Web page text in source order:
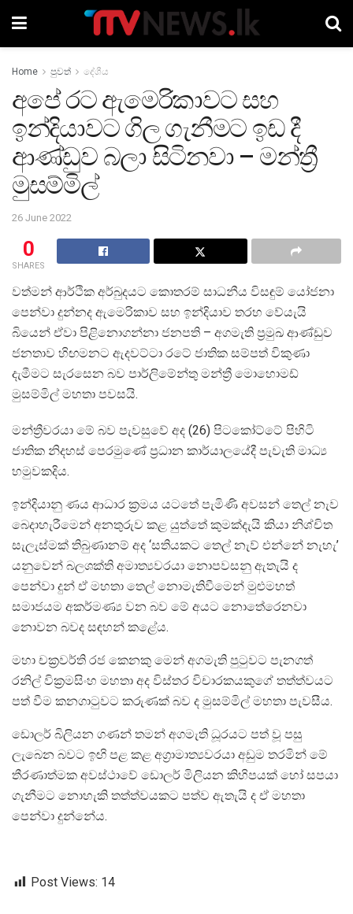
Home පුවත් දේශීය
අපේ රට ඇමෙරිකාවට සහ
ඉන්දියාවට ගිල ගැනීමට ඉඩ දී
ආණ්ඩුව බලා සිටිනවා – මන්ත්‍රී
මුසම්මිල්
26 June 2022
0
SHARES
වත්මන් ආර්ථික අර්බුදයට කොතරම් සාධනීය විසඳුම් යෝජනා
පෙන්වා දුන්නද ඇමෙරිකාව සහ ඉන්දියාව තරහ වේයැයි
බියෙන් ඒවා පිළිනොගන්නා ජනපති – අගමැති ප්‍රමුඛ ආණ්ඩුව
ජනතාව හිඟමනට ඇදවට්ටා රටේ ජාතික සම්පත් විකුණා
දැමීමට සැරසෙන බව පාර්ලිමේන්තු මන්ත්‍රී මොහොමඩ්
මුසම්මිල් මහතා පවසයි.
මන්ත්‍රීවරයා මේ බව පැවසුවේ අද (26) පිටකෝට්ටේ පිහිටි
ජාතික නිදහස් පෙරමුණේ ප්‍රධාන කාර්යාලයේදී පැවැති මාධ්‍ය
හමුවකදිය.
ඉන්දියානු ණය ආධාර ක්‍රමය යටතේ පැමිණි අවසන් තෙල් නැව
බෙදාහැරීමෙන් අනතුරුව කළ යුත්තේ කුමක්දැයි කියා නිශ්චිත
සැලැස්මක් තිබුණානම් අද ‘සතියකට තෙල් නැව් එන්නේ නැහැ’
යනුවෙන් බලශක්ති අමාත්‍යවරයා නොපවසනු ඇතැයි ද
පෙන්වා දුන් ඒ මහතා තෙල් නොමැතිවීමෙන් මුළුමහත්
සමාජයම අකර්මණ්‍ය වන බව මේ අයට නොතේරෙනවා
නොවන බවද සඳහන් කළේය.
මහා චක්‍රවර්ති රජ කෙනකු මෙන් අගමැති පුටුවට පැනගත්
රනිල් වික්‍රමසිංහ මහතා අද විස්තර විචාරකයකුගේ තත්ත්වයට
පත් වීම කනගාටුවට කරුණක් බව ද මුසම්මිල් මහතා පැවසීය.
ඩොලර් බිලියන ගණන් තමන් අගමැති ධූරයට පත් වූ පසු
ලැබෙන බවට ඉඟි පළ කළ අග්‍රාමාත්‍යවරයා අඩුම තරමින් මේ
තීරණාත්මක අවස්ථාවේ ඩොලර් මිලියන කිහිපයක් හෝ සපයා
ගැනීමට නොහැකි තත්ත්වයකට පත්ව ඇතැයි ද ඒ මහතා
පෙන්වා දුන්නේය.
Post Views: 14